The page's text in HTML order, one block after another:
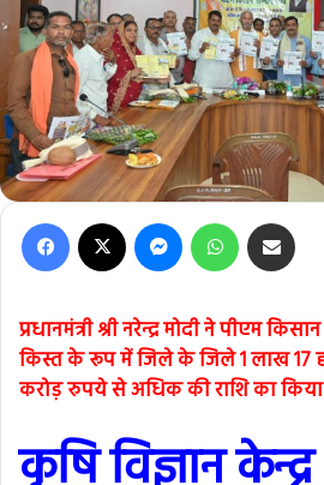
Facebook Messenger WhatsApp
प्रधानमंत्री श्री नरेन्द्र मोदी ने पीएम
किस्त के रूप में जिले के जिले 1 लाख 17
करोड़ रुपये से अधिक की राशि का